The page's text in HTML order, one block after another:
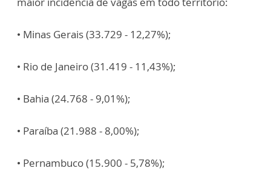
• Minas Gerais (33.729 - 12,27%);
• Rio de Janeiro (31.419 - 11,43%);
• Bahia (24.768 - 9,01%);
• Paraíba (21.988 - 8,00%);
• Pernambuco (15.900 - 5,78%);